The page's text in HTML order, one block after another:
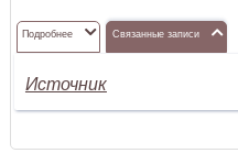
Подробнее Связанные записи
Источник